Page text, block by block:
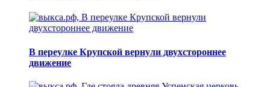
В переулке Крупской вернули двухстороннее
движение